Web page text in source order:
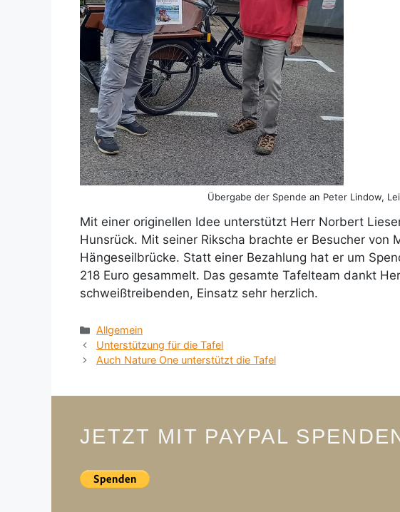
Übergabe der Spende an Peter Lindow,
Mit einer originellen Idee unterstützt Herr Norbert
Hunsrück. Mit seiner Rikscha brachte er Besucher von
Hängeseilbrücke. Statt einer Bezahlung hat er um
218 Euro gesammelt. Das gesamte Tafelteam dankt
schweißtreibenden, Einsatz sehr herzlich.
Kategorien
Allgemein
Unterstützung für die Tafel
Auch Nature One unterstützt die Tafel
JETZT MIT PAYPAL